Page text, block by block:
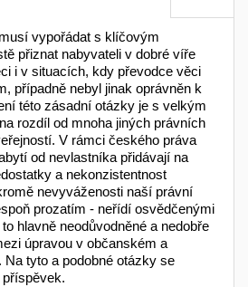
vypořádat s klíčovým
přiznat nabyvateli v dobré víře
i v situacích, kdy pře­vodce věci
případně nebyl ji­nak oprávněn k
této zásadní otázky je s velkým
rozdíl od mnoha jiných právních
V rámci českého práva
od nevlastníka přidávají na
a nekonzistentnost
nevyváženosti naší právní
prozatím - neřídí osvědčenými
hlavně neodůvodněné a nedobře
úpravou v občanském a
tyto a podobné otázky se